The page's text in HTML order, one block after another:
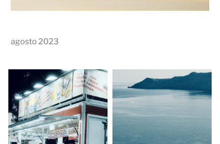
agosto 2023